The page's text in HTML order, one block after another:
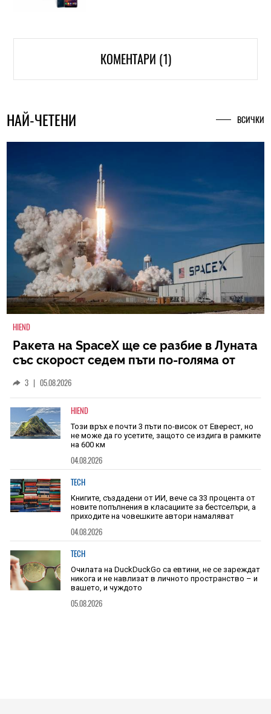
КОМЕНТАРИ (1)
НАЙ-ЧЕТЕНИ ВСИЧКИ
HIEND
Ракета на SpaceX ще се разбие в Луната
със скорост седем пъти по-голяма от
3 | 05.08.2026
HIEND
Този връх е почти 3 пъти по-висок от Еверест, но
не може да го усетите, защото се издига в рамките
на 600 км
04.08.2026
TECH
Книгите, създадени от ИИ, вече са 33 процента от
новите попълнения в класациите за бестселъри, а
приходите на човешките автори намаляват
04.08.2026
TECH
Очилата на DuckDuckGo са евтини, не се зареждат
никога и не навлизат в личното пространство – и
вашето, и чуждото
05.08.2026